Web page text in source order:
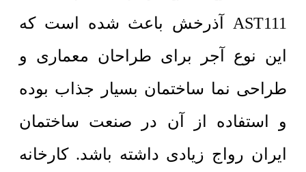
AST111 آذرخش باعث شده است که
این نوع آجر برای طراحان معماری و
طراحی نما ساختمان بسیار جذاب بوده
و استفاده از آن در صنعت ساختمان
ایران رواج زیادی داشته باشد. کارخانه